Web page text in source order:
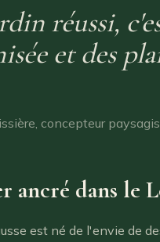
réussi,
et des
concepteur
ancré dans le
est né de l'envie de